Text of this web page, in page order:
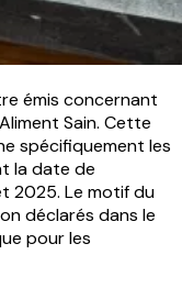
émis concernant
Sain. Cette
spécifiquement les
la date de
2025. Le motif du
déclarés dans le
pour les